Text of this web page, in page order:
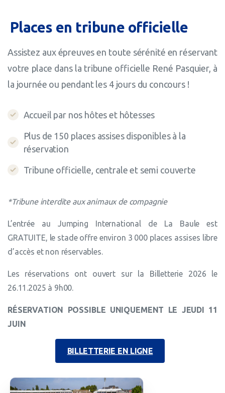
Places en tribune officielle
Assistez aux épreuves en toute sérénité en réservant
votre place dans la tribune officielle René Pasquier, à
la journée ou pendant les 4 jours du concours !
Accueil par nos hôtes et hôtesses
Plus de 150 places assises disponibles à la
réservation
Tribune officielle, centrale et semi couverte
*Tribune interdite aux animaux de compagnie
L’entrée au Jumping International de La Baule est
GRATUITE, le stade offre environ 3 000 places assises libre
d’accès et non réservables.
Les réservations ont ouvert sur la Billetterie 2026 le
26.11.2025 à 9h00.
RÉSERVATION POSSIBLE UNIQUEMENT LE JEUDI 11
JUIN
BILLETTERIE EN LIGNE